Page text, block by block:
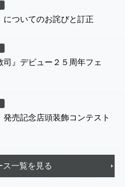
についてのお詫びと訂正
司』デビュー２５周年フェ
発売記念店頭装飾コンテスト
ス一覧を見る